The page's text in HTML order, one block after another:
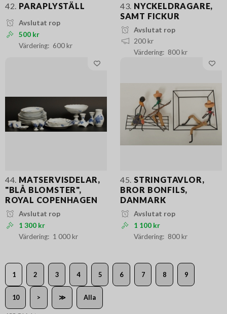
42. PARAPLYSTÄLL
Avslutat rop
500 kr
600 kr
43. NYCKELDRAGARE,
SAMT FICKUR
Avslutat rop
200 kr
800 kr
44. MATSERVISDELAR,
"BLÅ BLOMSTER",
ROYAL COPENHAGEN
Avslutat rop
1 300 kr
1 000 kr
45. STRINGTAVLOR,
BROR BONFILS,
DANMARK
Avslutat rop
1 100 kr
800 kr
1 2 3 4 5 6 7 8 9
10 > ≫ Alla